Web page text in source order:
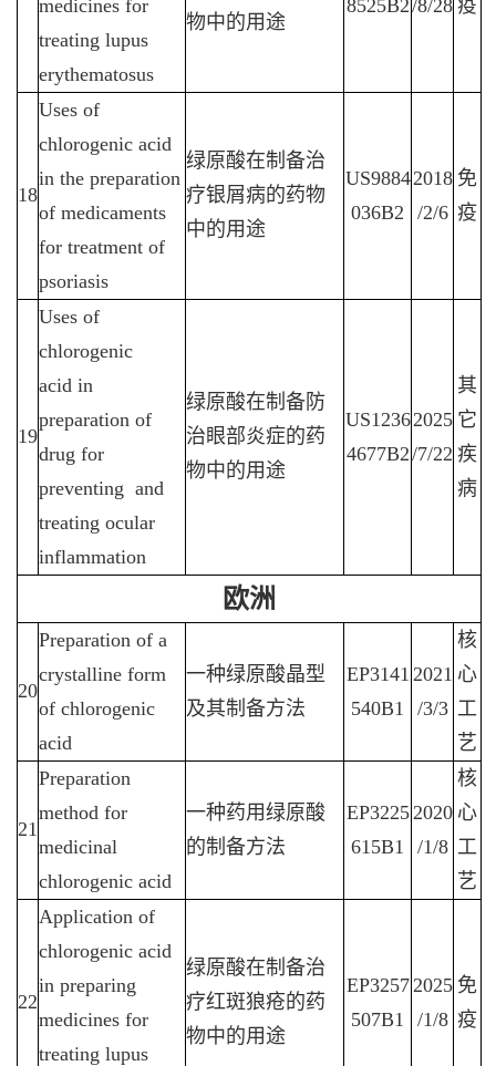
medicines for
treating lupus
erythematosus
物中的用途
8525B2/8/28 疫
18
Uses of
chlorogenic acid
in the preparation
of medicaments
for treatment of
psoriasis
绿原酸在制备治
疗银屑病的药物
中的用途
US9884
036B2
2018
/2/6
免
疫
19
Uses of
chlorogenic
acid in
preparation of
drug for
preventing and
treating ocular
inflammation
绿原酸在制备防
治眼部炎症的药
物中的用途
US1236
4677B2
2025
/7/22
其
它
疾
病
欧洲
20
Preparation of a
crystalline form
of chlorogenic
acid
一种绿原酸晶型
及其制备方法
EP3141
540B1
2021
/3/3
核
心
工
艺
21
Preparation
method for
medicinal
chlorogenic acid
一种药用绿原酸
的制备方法
EP3225
615B1
2020
/1/8
核
心
工
艺
22
Application of
chlorogenic acid
in preparing
medicines for
treating lupus
绿原酸在制备治
疗红斑狼疮的药
物中的用途
EP3257
507B1
2025
/1/8
免
疫